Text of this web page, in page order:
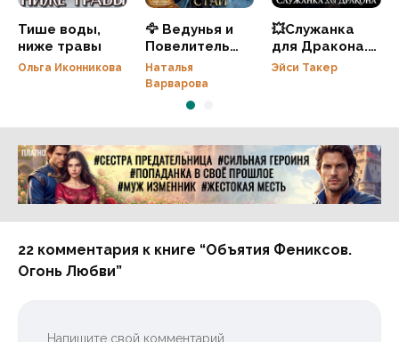
Тише воды,
ниже травы
Ольга Иконникова
🦅 Ведунья и
Повелитель
птичьих стай 🦅
Наталья
Варварова
💥Служанка
для Дракона.
Скандальная
Эйси Такер
Реклама 16+ АО «ЛитГород»
22 комментария к книге “Объятия Фениксов.
Огонь Любви”